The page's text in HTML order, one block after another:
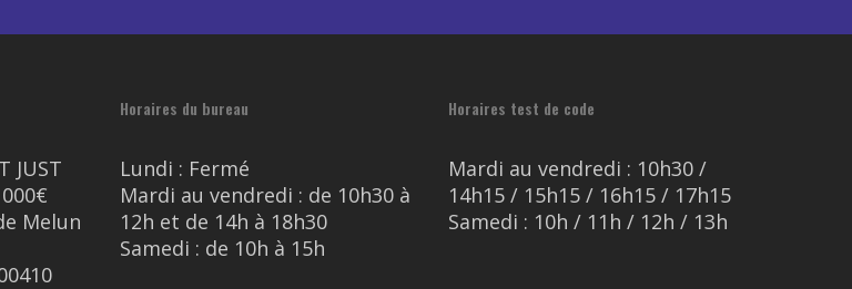
JUST
Melun
Horaires du bureau
Lundi : Fermé
Mardi au vendredi : de 10h30 à
12h et de 14h à 18h30
Samedi : de 10h à 15h
Horaires test de code
Mardi au vendredi : 10h30 /
14h15 / 15h15 / 16h15 / 17h15
Samedi : 10h / 11h / 12h / 13h